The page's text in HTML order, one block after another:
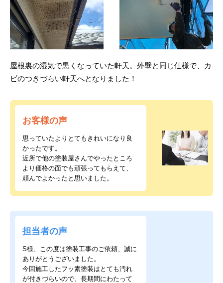
屋根裏の湿気で黒くなっていた軒天。外壁と同じ仕様で、カ
ビのつきづらい軒天へとなりました！
お客様の声
思っていたよりとてもきれいになり良
かったです。
近所で他の塗装屋さんでやったところ
より価格の面でも頑張ってもらえて、
頼んでよかったと思いました。
担当者の声
S様、この度は塗装工事のご依頼、誠に
ありがとうございました。
今回施工したフッ素塗装はとても汚れ
が付きづらいので、長期間にわたって